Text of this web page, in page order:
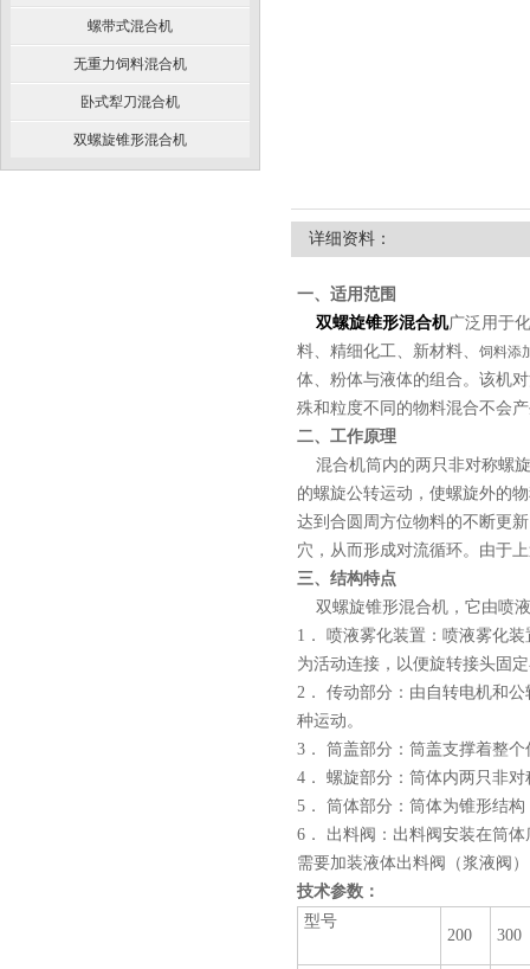
螺带式混合机
无重力饲料混合机
卧式犁刀混合机
双螺旋锥形混合机
详细资料：
一、适用范围
双螺旋锥形混合机广泛用于
料、精细化工、新材料、 饲料添
体、粉体与液体的组合。该机
殊和粒度不同的物料混合不会
二、工作原理
混合机筒内的两只非对称螺
的螺旋公转运动，使螺旋外的
达到合圆周方位物料的不断更
穴，从而形成对流循环。由于
三、结构特点
双螺旋锥形混合机，它由喷
1 ． 喷液雾化装置：喷液雾化
为活动连接，以便旋转接头固
2 ． 传动部分：由自转电机和
种运动。
3 ． 筒盖部分：筒盖支撑着整
4 ． 螺旋部分：筒体内两只非
5 ． 筒体部分：筒体为锥形结
6 ． 出料阀：出料阀安装在筒
需要加装液体出料阀（浆液阀
技术参数：
型号
200
300